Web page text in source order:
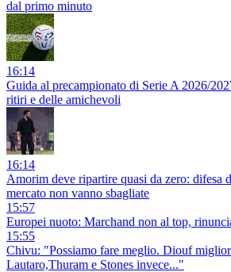
dal primo minuto
16:14
Guida al precampionato di Serie A 2026/
ritiri e delle amichevoli
16:14
Amorim deve ripartire quasi da zero: difesa
mercato non vanno sbagliate
15:57
Europei nuoto: Marchand non al top,
15:55
Chivu: "Possiamo fare meglio. Diouf
Lautaro,Thuram e Stones invece..."